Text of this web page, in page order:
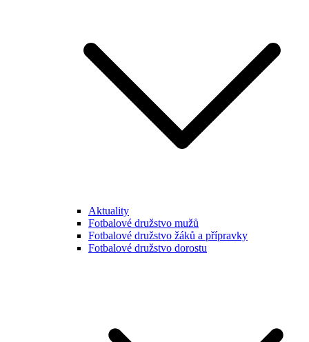
Aktuality
Fotbalové družstvo mužů
Fotbalové družstvo žáků a přípravky
Fotbalové družstvo dorostu